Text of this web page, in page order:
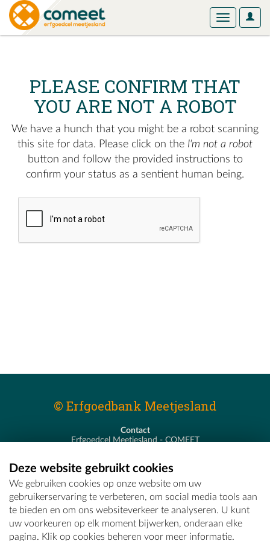
User
Toggle
PLEASE CONFIRM THAT
YOU ARE NOT A ROBOT
We have a hunch that you might be a robot scanning
this site for data. Please click on the I'm not a robot
button and follow the provided instructions to
confirm your status as a sentient human being.
© Erfgoedbank Meetjesland
Contact
Erfgoedcel Meetjesland - COMEET
T - 09 373 75 96
E -erfgoedcel@comeet.be
Deze website gebruikt cookies
We gebruiken cookies op onze website om uw
gebruikerservaring te verbeteren, om social media tools aan
te bieden en om ons websiteverkeer te analyseren. U kunt
uw voorkeuren op elk moment bijwerken, onderaan elke
pagina. Klik op cookies beheren voor meer informatie.